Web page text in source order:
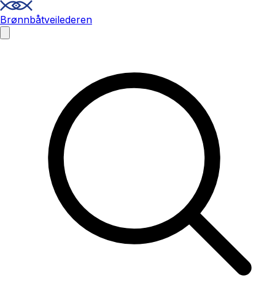
Brønnbåtveilederen